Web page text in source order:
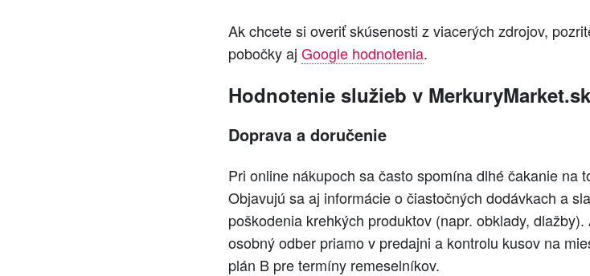
Ak chcete si overiť skúsenosti z viacerých zdrojov,
pobočky aj Google hodnotenia.
Hodnotenie služieb v MerkuryMarket.sk
Doprava a doručenie
Pri online nákupoch sa často spomína dlhé čakanie na
Objavujú sa aj informácie o čiastočných dodávkach a
poškodenia krehkých produktov (napr. obklady,
osobný odber priamo v predajni a kontrolu kusov na
plán B pre termíny remeselníkov.